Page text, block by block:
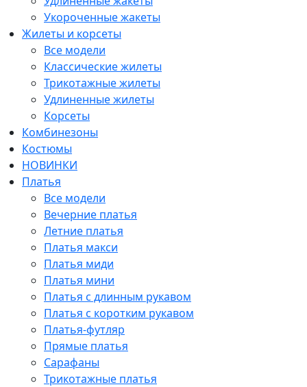
Укороченные жакеты
Жилеты и корсеты
Все модели
Классические жилеты
Трикотажные жилеты
Удлиненные жилеты
Корсеты
Комбинезоны
Костюмы
НОВИНКИ
Платья
Все модели
Вечерние платья
Летние платья
Платья макси
Платья миди
Платья мини
Платья с длинным рукавом
Платья с коротким рукавом
Платья-футляр
Прямые платья
Сарафаны
Трикотажные платья